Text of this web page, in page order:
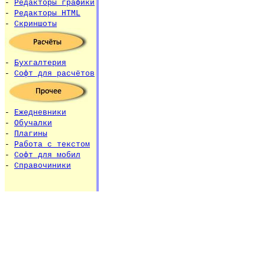
- Редакторы графики
- Редакторы HTML
- Скриншоты
- Бухгалтерия
- Софт для расчётов
- Ежедневники
- Обучалки
- Плагины
- Работа с текстом
- Софт для мобил
- Справочиники